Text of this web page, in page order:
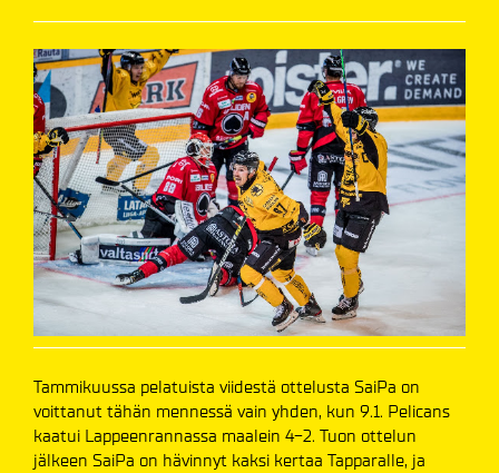
Tammikuussa pelatuista viidestä ottelusta SaiPa on
voittanut tähän mennessä vain yhden, kun 9.1. Pelicans
kaatui Lappeenrannassa maalein 4-2. Tuon ottelun
jälkeen SaiPa on hävinnyt kaksi kertaa Tapparalle, ja